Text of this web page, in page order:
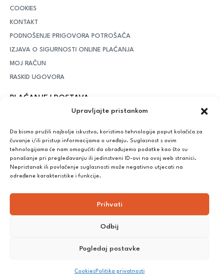
Upravljajte pristankom
Da bismo pružili najbolje iskustvo, koristimo tehnologije poput kolačića za
čuvanje i/ili pristup informacijama o uređaju. Suglasnost s ovim
tehnologijama će nam omogućiti da obrađujemo podatke kao što su
ponašanje pri pregledavanju ili jedinstveni ID-ovi na ovoj web stranici.
Nepristanak ili povlačenje suglasnosti može negativno utjecati na
određene karakteristike i funkcije.
Prihvati
Odbij
Pogledaj postavke
CookiesPolitika privatnosti
COOKIES
KONTAKT
PODNOŠENJE PRIGOVORA POTROŠAČA
IZJAVA O SIGURNOSTI ONLINE PLAĆANJA
MOJ RAČUN
RASKID UGOVORA
PLAĆANJE I DOSTAVA
– iznad potrošenih 55 eura dostava je
Plaćanje:
Bankovna transakcija, plaćanje prilikom preuzimanja, CorvusPay
d.o.o.